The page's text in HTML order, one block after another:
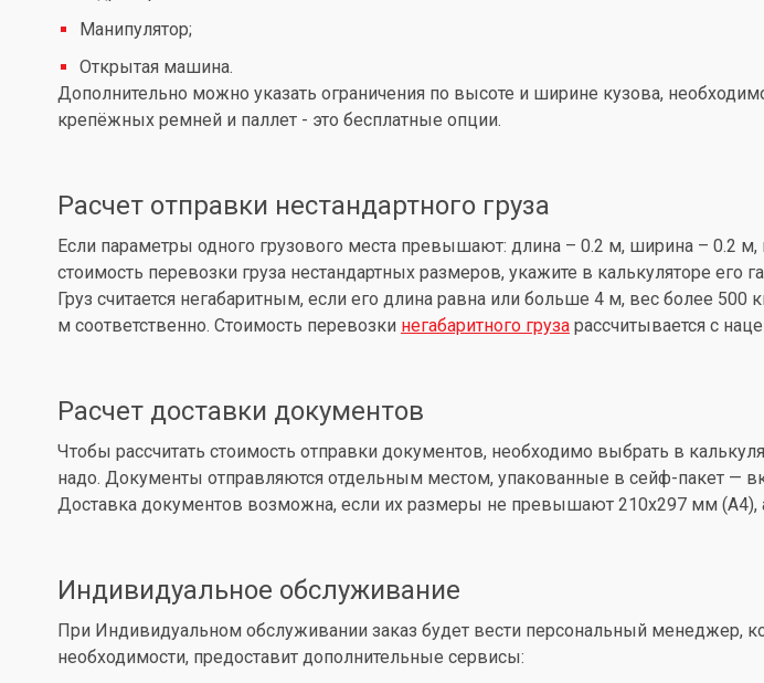
Манипулятор;
Открытая машина.
Дополнительно можно указать ограничения по высоте и ширине кузова,
крепёжных ремней и паллет - это бесплатные опции.
Расчет отправки нестандартного груза
Если параметры одного грузового места превышают: длина – 0.2 м, ширина – 0.2 м,
стоимость перевозки груза нестандартных размеров, укажите в калькуляторе его
Груз считается негабаритным, если его длина равна или больше 4 м, вес более
м соответственно. Стоимость перевозки негабаритного груза рассчитывается с
Расчет доставки документов
Чтобы рассчитать стоимость отправки документов, необходимо выбрать в
надо. Документы отправляются отдельным местом, упакованные в сейф-пакет —
Доставка документов возможна, если их размеры не превышают 210x297 мм (А4),
Индивидуальное обслуживание
При Индивидуальном обслуживании заказ будет вести персональный менеджер,
необходимости, предоставит дополнительные сервисы: